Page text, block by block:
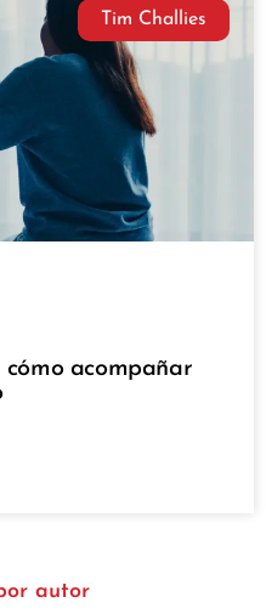
Tim Challies
cómo acompañar
autor